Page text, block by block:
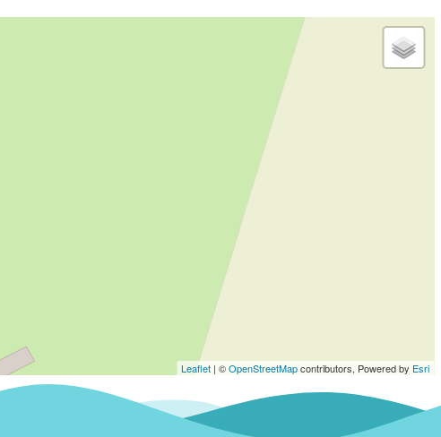
Leaflet | ©OpenStreetMapcontributors, Powered by Esri